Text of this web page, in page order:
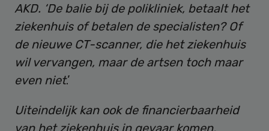
AKD. ‘De balie bij de poli­kliniek, betaalt het
ziekenhuis of betalen de specialisten? Of
de nieuwe CT-scanner, die het ziekenhuis
wil vervangen, maar de artsen toch maar
even niet.’
Uiteindelijk kan ook de financierbaarheid
van het ziekenhuis in gevaar komen,